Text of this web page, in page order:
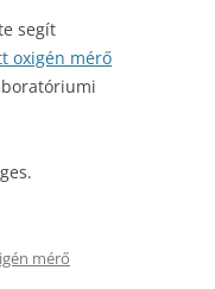
segít
oxigén mérő
mérő